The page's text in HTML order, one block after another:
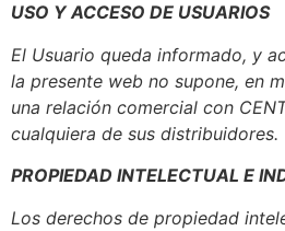
USO Y ACCESO DE USUARIOS
El Usuario queda informado, y
la presente web no supone, en
una relación comercial con
cualquiera de sus distribuidores.
PROPIEDAD INTELECTUAL E
Los derechos de propiedad